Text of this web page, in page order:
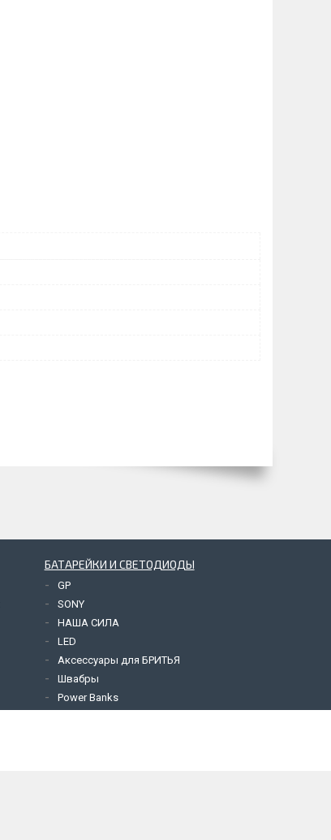
БАТАРЕЙКИ И СВЕТОДИОДЫ
GP
SONY
НАША СИЛА
LED
Аксессуары для БРИТЬЯ
Швабры
Power Banks